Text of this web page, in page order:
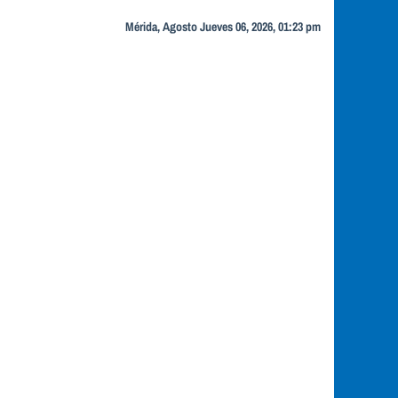
Mérida, Agosto Jueves 06, 2026, 01:23 pm